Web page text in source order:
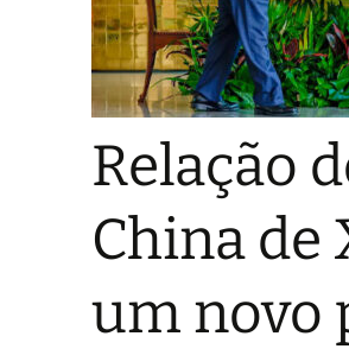
Relação
China de
um novo